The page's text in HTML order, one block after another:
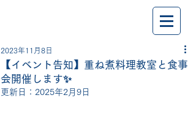
【イベント告知】重ね煮料理教室と食事
会開催します✨
2023年11月8日
更新日： 2025年2月9日